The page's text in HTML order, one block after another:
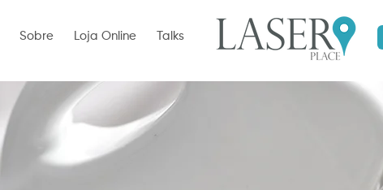
Sobre Loja Online Talks